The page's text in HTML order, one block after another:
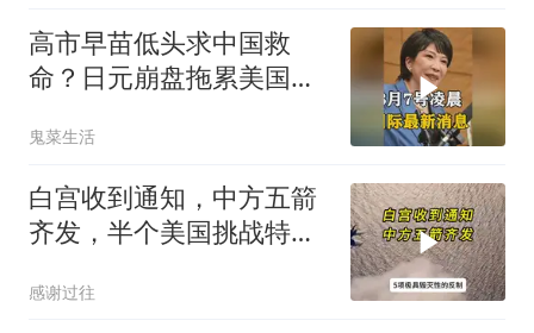
高市早苗低头求中国救
命？日元崩盘拖累美国下
鬼菜生活
白宫收到通知，中方五箭
齐发，半个美国挑战特朗
感谢过往